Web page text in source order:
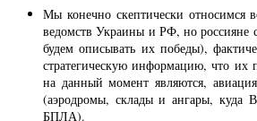
Мы конечно скептически относимся
ведомств Украины и РФ, но россияне
будем описывать их победы),
стратегическую информацию, что их
на данный момент являются,
(аэродромы, склады и ангары, куда
БПЛА).